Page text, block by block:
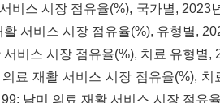
비스 시장 점유율(%), 국가별, 2023
서비스 시장 점유율(%), 유형별,
비스 시장 점유율(%), 치료 유형별,
료 재활 서비스 시장 점유율(%), 치
남미 의료 재활 서비스 시장 점유